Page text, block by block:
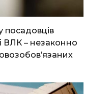
посадовців
ВЛК – незаконно